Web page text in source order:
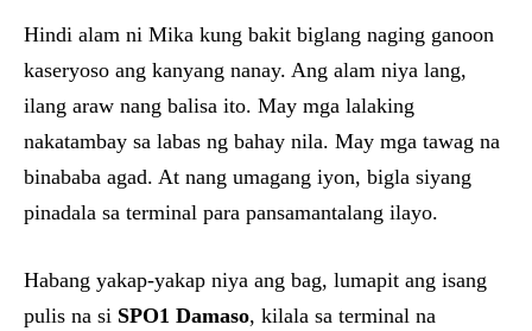
Hindi alam ni Mika kung bakit biglang naging ganoon
kaseryoso ang kanyang nanay. Ang alam niya lang,
ilang araw nang balisa ito. May mga lalaking
nakatambay sa labas ng bahay nila. May mga tawag na
binababa agad. At nang umagang iyon, bigla siyang
pinadala sa terminal para pansamantalang ilayo.
Habang yakap-yakap niya ang bag, lumapit ang isang
pulis na si SPO1 Damaso, kilala sa terminal na